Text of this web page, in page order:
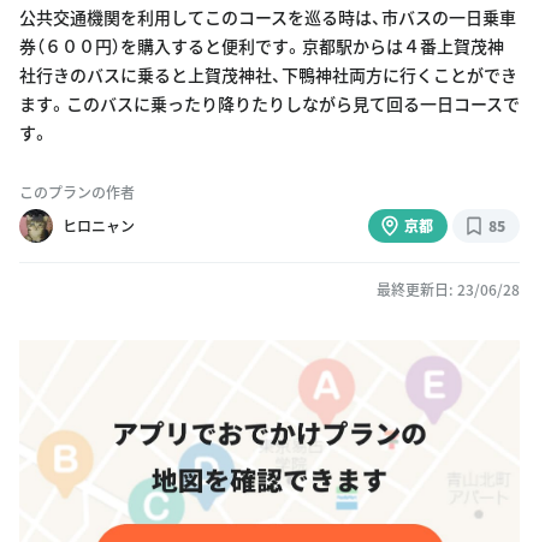
公共交通機関を利用してこのコースを巡る時は、市バスの一日乗車
券（６００円）を購入すると便利です。京都駅からは４番上賀茂神
社行きのバスに乗ると上賀茂神社、下鴨神社両方に行くことができ
ます。このバスに乗ったり降りたりしながら見て回る一日コースで
す。
このプランの作者
ヒロニャン
京都 85
最終更新日: 23/06/28